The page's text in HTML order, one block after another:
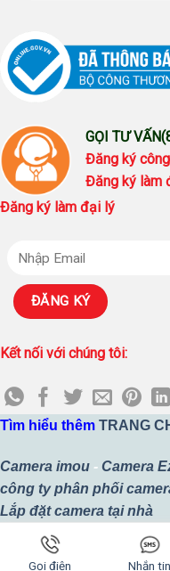
Gọi điện Nhắn tin
GỌI TƯ
Đăng ký
Đăng ký làm
Đăng ký làm đại lý
Kết nối với chúng tôi:
Tìm hiểu thêm TRANG
Camera imou - Camera
công ty phân phối
Lắp đặt camera tại nhà
Copyright 2026 © Thiết